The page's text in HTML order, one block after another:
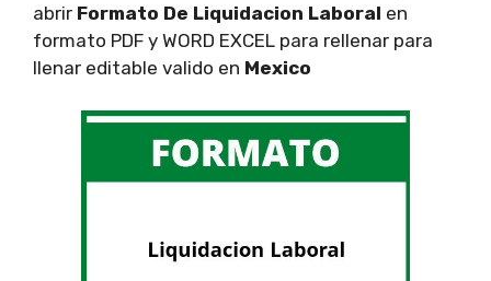
abrir Formato De Liquidacion Laboral en
formato PDF y WORD EXCEL para rellenar para
llenar editable valido en Mexico